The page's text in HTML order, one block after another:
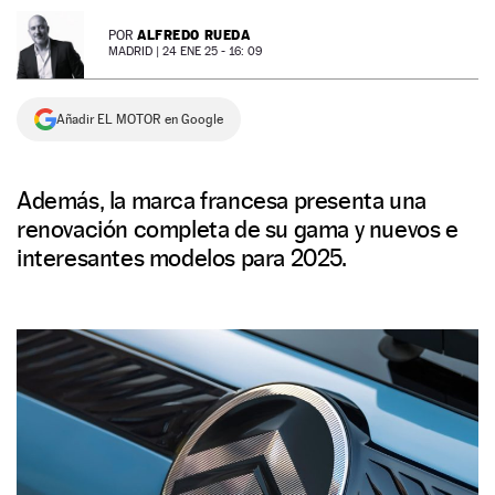
NEWSLETTER POR ALFREDO RUEDA
MADRID | 24 ENE 25 - 16: 09
Añadir EL MOTOR en Google
Además, la marca francesa presenta una
renovación completa de su gama y nuevos e
interesantes modelos para 2025.